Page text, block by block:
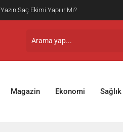
Yazın Saç Ekimi Yapılır Mı?
Magazin Ekonomi Sağlık